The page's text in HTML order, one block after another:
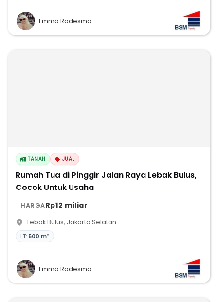
Emma Radesma
TANAH JUAL
Rumah Tua di Pinggir Jalan Raya Lebak Bulus,
Cocok Untuk Usaha
HARGARp12 miliar
Lebak Bulus, Jakarta Selatan
LT: 500 m²
Emma Radesma